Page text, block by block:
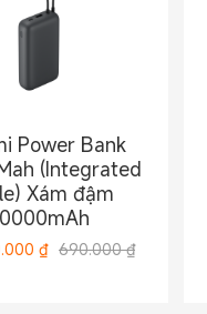
Power Bank
(Integrated
Xám đậm
₫ 690.000 ₫